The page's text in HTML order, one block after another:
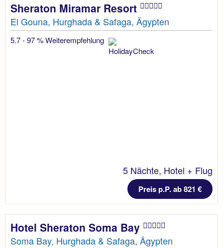
Sheraton Miramar Resort
El Gouna, Hurghada & Safaga, Ägypten
5.7 - 97 % Weiterempfehlung
5 Nächte, Hotel + Flug
Preis p.P. ab 821 €
Hotel Sheraton Soma Bay
Soma Bay, Hurghada & Safaga, Ägypten